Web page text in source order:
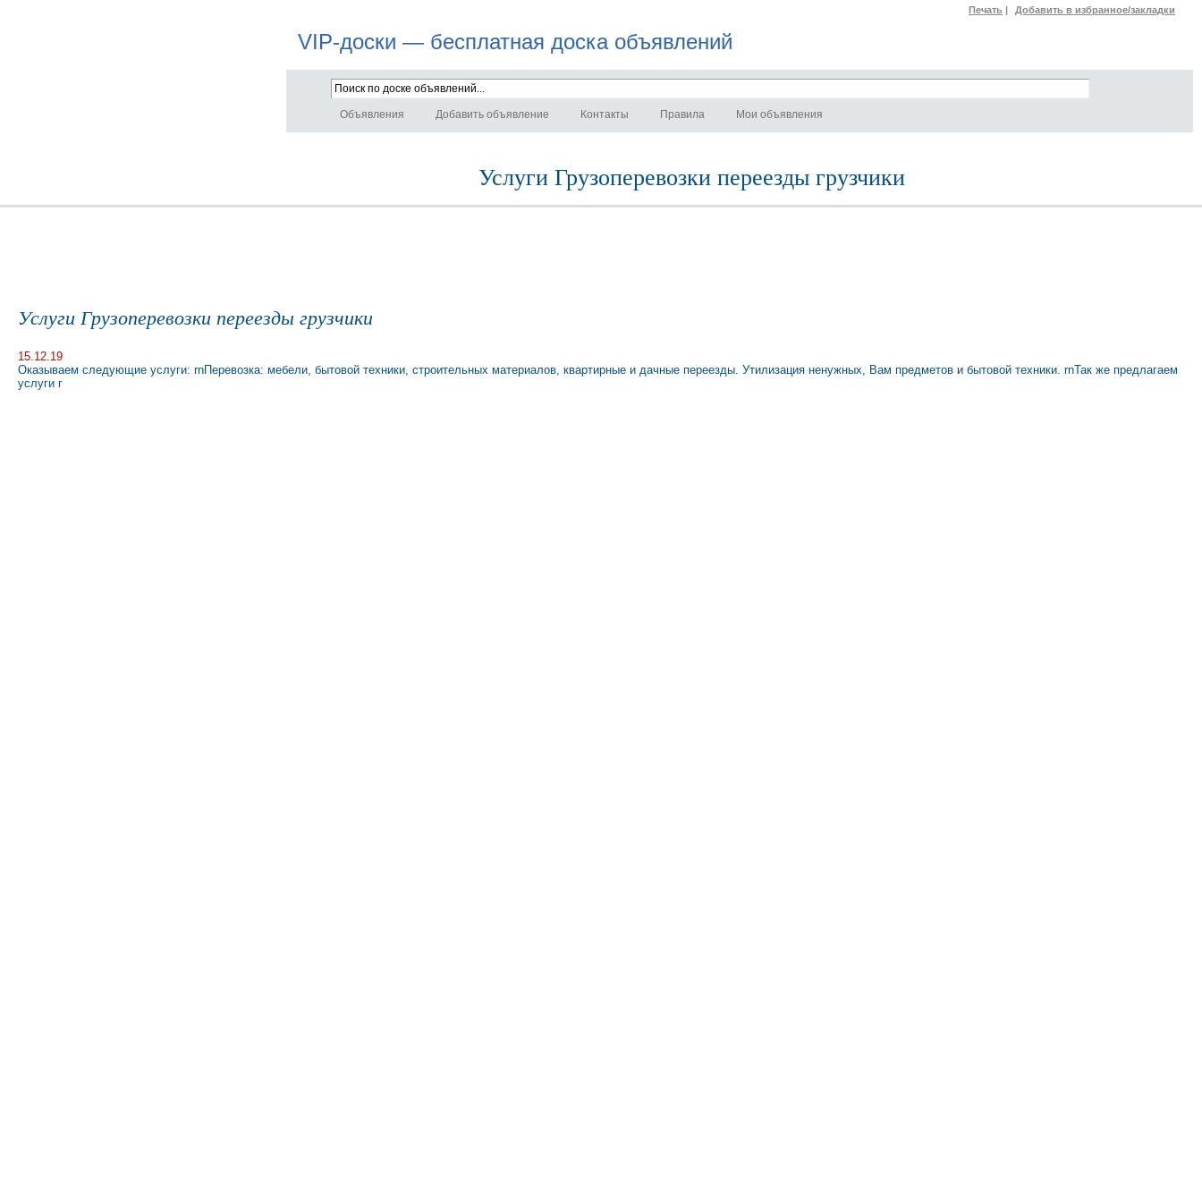
Печать | Добавить в избранное/закладки
VIP-доски — бесплатная доска объявлений
Объявления Добавить объявление Контакты Правила Мои объявления
Услуги Грузоперевозки переезды грузчики
Услуги Грузоперевозки переезды грузчики
15.12.19
Оказываем следующие услуги: rnПеревозка: мебели, бытовой техники, строительных материалов, квартирные и дачные переезды. Утилизация ненужных, Вам предметов и бытовой техники. rnТак же предлагаем
услуги г